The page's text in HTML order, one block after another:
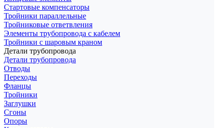
Стартовые компенсаторы
Тройники параллельные
Тройниковые ответвления
Элементы трубопровода с кабелем
Тройники с шаровым краном
Детали трубопровода
Детали трубопровода
Отводы
Переходы
Фланцы
Тройники
Заглушки
Сгоны
Опоры